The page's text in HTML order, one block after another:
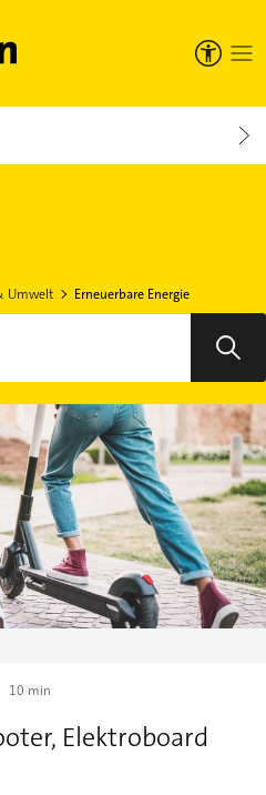
Umwelt Erneuerbare Energie
10 min
Elektroboard